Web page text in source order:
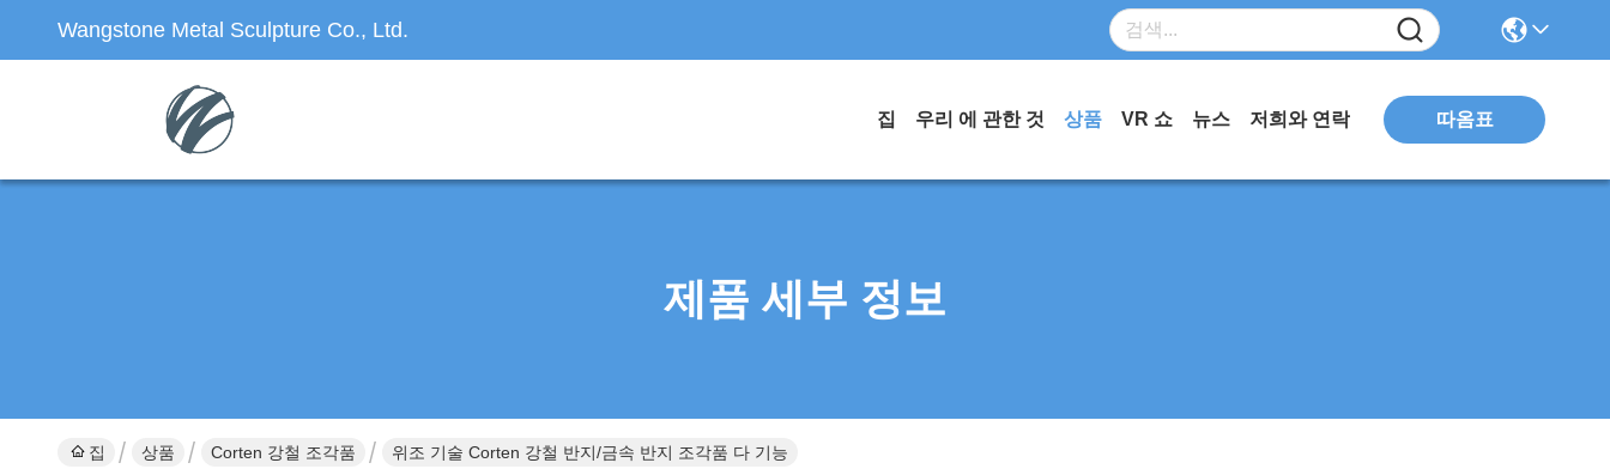
Wangstone Metal Sculpture Co., Ltd.
집 우리 에 관한 것 상품 VR 쇼 뉴스 저희와 연락 따옴표
제품 세부 정보
집 상품 Corten 강철 조각품 위조 기술 Corten 강철 반지/금속 반지 조각품 다 기능